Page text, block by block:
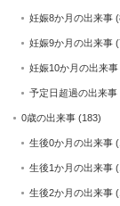
妊娠8か月の出来事
妊娠9か月の出来事
妊娠10か月の出来事
予定日超過の出来事
0歳の出来事 (183)
生後0か月の出来事
生後1か月の出来事
生後2か月の出来事